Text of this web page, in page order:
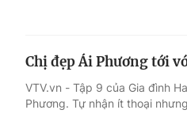
Chị đẹp Ái Phương tới
VTV.vn - Tập 9 của Gia đình
Phương. Tự nhận ít thoại